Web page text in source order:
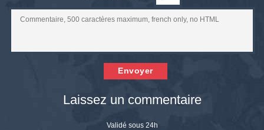
Envoyer
Laissez un commentaire
Validé sous 24h